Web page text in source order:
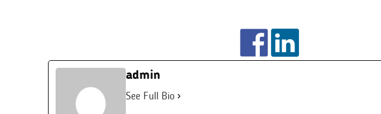
admin
See Full Bio